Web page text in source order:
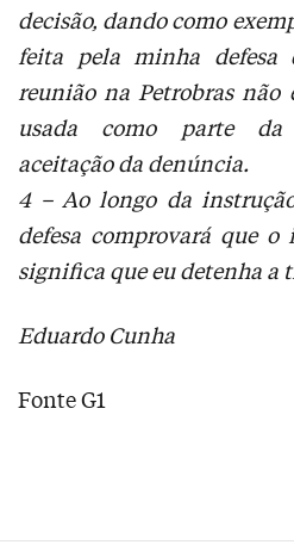
decisão, dando como
feita pela minha defesa
reunião na Petrobras
usada como parte da
aceitação da denúncia.
4 – Ao longo da
defesa comprovará que
significa que eu detenha a
Eduardo Cunha
Fonte G1